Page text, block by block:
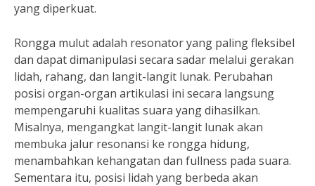
yang diperkuat.
Rongga mulut adalah resonator yang paling fleksibel
dan dapat dimanipulasi secara sadar melalui gerakan
lidah, rahang, dan langit-langit lunak. Perubahan
posisi organ-organ artikulasi ini secara langsung
mempengaruhi kualitas suara yang dihasilkan.
Misalnya, mengangkat langit-langit lunak akan
membuka jalur resonansi ke rongga hidung,
menambahkan kehangatan dan fullness pada suara.
Sementara itu, posisi lidah yang berbeda akan